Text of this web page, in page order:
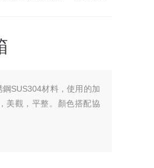
SUS304材料，使用的加
美觀，平整。顏色搭配協